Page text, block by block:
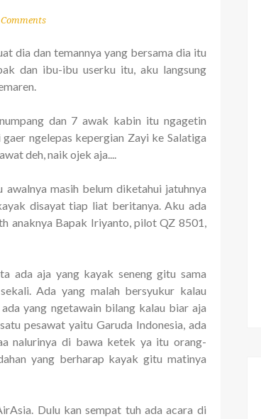
dia dan temannya yang bersama dia itu
dan ibu-ibu userku itu, aku langsung
dan 7 awak kabin itu ngagetin
ngelepas kepergian Zayi ke Salatiga
deh, naik ojek aja....
masih belum diketahui jatuhnya
disayat tiap liat beritanya. Aku ada
anaknya Bapak Iriyanto, pilot QZ 8501,
ada aja yang kayak seneng gitu sama
Ada yang malah bersyukur kalau
yang ngetawain bilang kalau biar aja
pesawat yaitu Garuda Indonesia, ada
nalurinya di bawa ketek ya itu orang-
yang berharap kayak gitu matinya
Dulu kan sempat tuh ada acara di